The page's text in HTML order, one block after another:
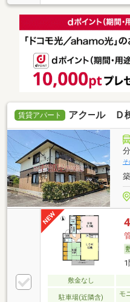
賃貸アパート アク―ル Ｄ
分
敷金なし
駐車場(近隣含)
モ